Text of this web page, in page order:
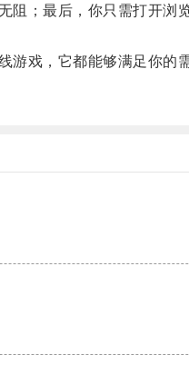
；最后，你只需打开浏
戏，它都能够满足你的需